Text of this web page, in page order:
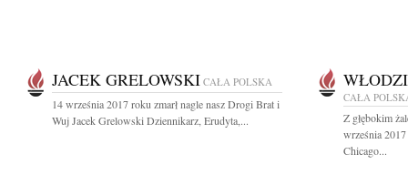
JACEK GRELOWSKI CAŁA POLSKA
14 września 2017 roku zmarł nagle nasz Drogi Brat i
Wuj Jacek Grelowski Dziennikarz, Erudyta,...
CAŁA
Z głębokim
września
Chicago...